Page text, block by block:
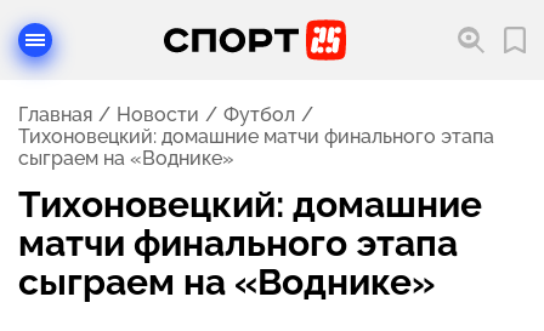
Главная Новости
Футбол
Тихоновецкий: домашние матчи финального этапа
сыграем на «Воднике»
Тихоновецкий: домашние
матчи финального этапа
сыграем на «Воднике»